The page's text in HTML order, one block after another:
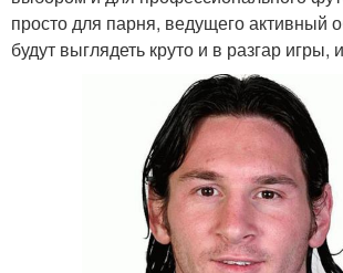
просто для парня, ведущего активный
будут выглядеть круто и в разгар игры,